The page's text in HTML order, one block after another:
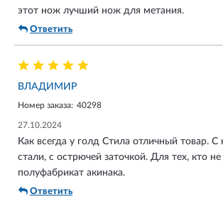
этот нож лучший нож для метания.
Ответить
ВЛАДИМИР
Номер заказа: 40298
27.10.2024
Как всегда у голд Стила отличный товар. С
стали, с острючей заточкой. Для тех, кто
полуфабрикат акинака.
Ответить